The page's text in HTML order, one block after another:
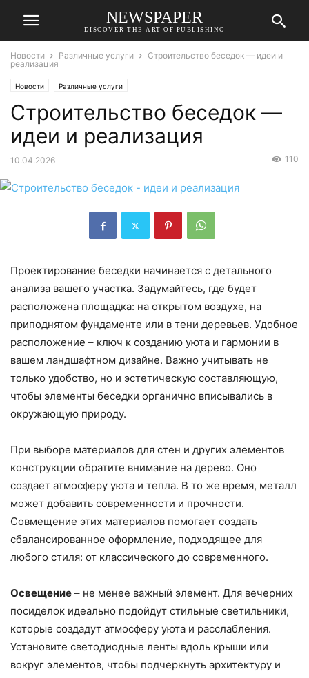
NEWSPAPER
DISCOVER THE ART OF PUBLISHING
Новости Различные услуги
Строительство беседок — идеи и
реализация
Новости Различные услуги
Строительство беседок —
идеи и реализация
10.04.2026 110
Проектирование беседки начинается с детального
анализа вашего участка. Задумайтесь, где будет
расположена площадка: на открытом воздухе, на
приподнятом фундаменте или в тени деревьев. Удобное
расположение – ключ к созданию уюта и гармонии в
вашем ландшафтном дизайне. Важно учитывать не
только удобство, но и эстетическую составляющую,
чтобы элементы беседки органично вписывались в
окружающую природу.
При выборе материалов для стен и других элементов
конструкции обратите внимание на дерево. Оно
создает атмосферу уюта и тепла. В то же время, металл
может добавить современности и прочности.
Совмещение этих материалов помогает создать
сбалансированное оформление, подходящее для
любого стиля: от классического до современного.
Освещение – не менее важный элемент. Для вечерних
посиделок идеально подойдут стильные светильники,
которые создадут атмосферу уюта и расслабления.
Установите светодиодные ленты вдоль крыши или
вокруг элементов, чтобы подчеркнуть архитектуру и